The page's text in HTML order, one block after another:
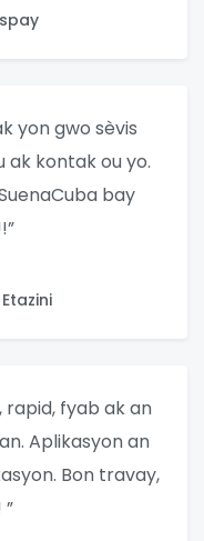
yon gwo sèvis
ak kontak ou yo.
bay
rapid, fyab ak an
Aplikasyon an
Bon travay,